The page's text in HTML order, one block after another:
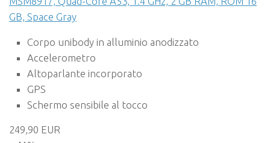
GB, Space Gray
Corpo unibody in alluminio anodizzato
Accelerometro
Altoparlante incorporato
GPS
Schermo sensibile al tocco
249,90 EUR